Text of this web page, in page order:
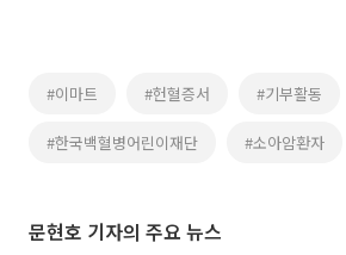
#이마트 #헌혈증서 #기부활동
#한국백혈병어린이재단 #소아암환자
문현호 기자의 주요 뉴스